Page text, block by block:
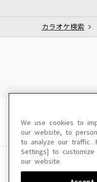
カラオケ検索
We use cookies to
our website, to
to analyze our traffic.
Settings] to
our website.